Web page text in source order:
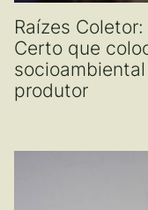
Raízes
Certo que
produtor